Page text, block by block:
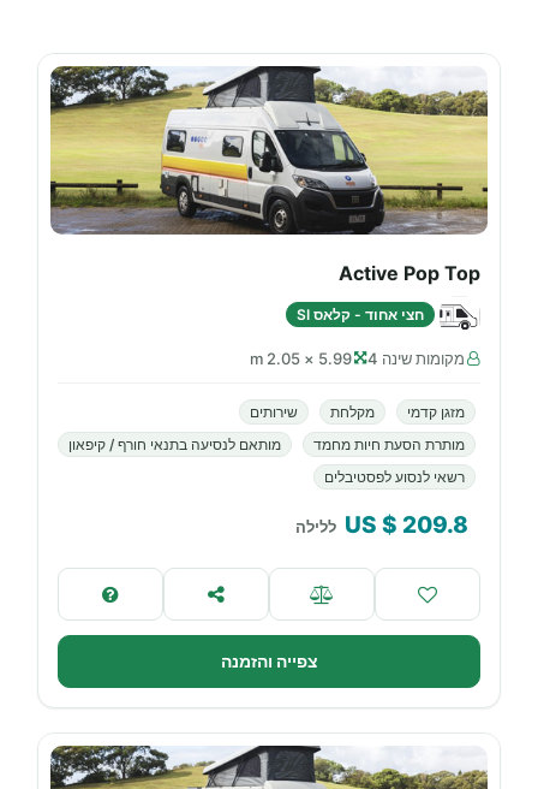
Active Pop Top
חצי אחוד - קלאס SI
מקומות שינה 4 5.99 × 2.05 m
מזגן קדמי מקלחת
שירותים
מותרת הסעת חיות מחמד
מותאם לנסיעה בתנאי חורף / קיפאון
רשאי לנסוע לפסטיבלים
209.8
$ US ללילה
צפייה והזמנה